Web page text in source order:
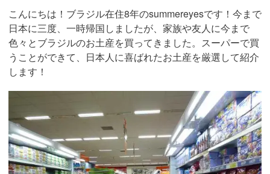
こんにちは！ブラジル在住8年のsummereyesです！今まで
日本に三度、一時帰国しましたが、家族や友人に今まで
色々とブラジルのお土産を買ってきました。スーパーで買
うことができて、日本人に喜ばれたお土産を厳選して紹介
します！